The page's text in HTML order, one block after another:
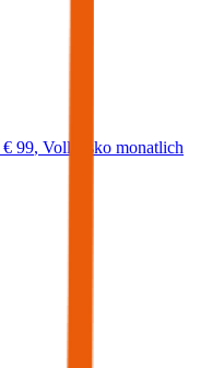
€ 99, Vollkasko monatlich